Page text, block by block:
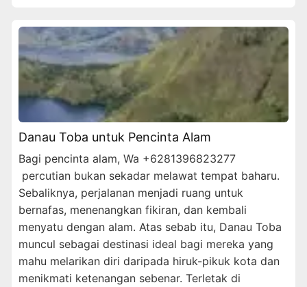
Danau Toba untuk Pencinta Alam
Bagi pencinta alam, Wa +6281396823277
percutian bukan sekadar melawat tempat baharu.
Sebaliknya, perjalanan menjadi ruang untuk
bernafas, menenangkan fikiran, dan kembali
menyatu dengan alam. Atas sebab itu, Danau Toba
muncul sebagai destinasi ideal bagi mereka yang
mahu melarikan diri daripada hiruk-pikuk kota dan
menikmati ketenangan sebenar. Terletak di